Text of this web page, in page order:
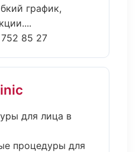
график,
85 27
для лица в
процедуры для